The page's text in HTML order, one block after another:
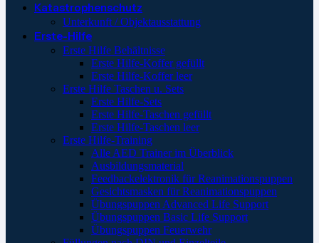
Katastrophenschutz
Unterkunft / Objektausstattung
Erste-Hilfe
Erste Hilfe Behältnisse
Erste Hilfe-Koffer gefüllt
Erste Hilfe-Koffer leer
Erste Hilfe Taschen u. Sets
Erste Hilfe-Sets
Erste Hilfe-Taschen gefüllt
Erste Hilfe-Taschen leer
Erste Hilfe-Training
Alle AED Trainer im Überblick
Ausbildungsmaterial
Feedbackelektronik für Reanimationspuppen
Gesichtsmasken für Reanimationspuppen
Übungspuppen Advanced Life Support
Übungspuppen Basic Life Support
Übungspuppen Feuerwehr